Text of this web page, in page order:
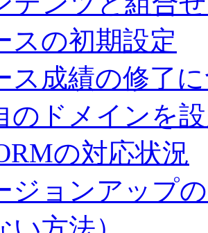
スの初期設定
ス成績の修了
のドメインを
の対応状況
ジョンアップ